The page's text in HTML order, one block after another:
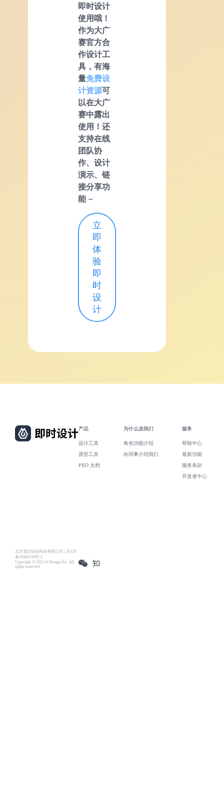
即时设计
使用哦！
作为大广
赛官方合
作设计工
具，有海
量免费设
计资源可
以在大广
赛中露出
使用！还
支持在线
团队协
作、设计
演示、链
接分享功
能 ~
立
即
体
验
即
时
设
计
北京雪云锐创科技有限公司 | 京ICP
备16060150号-2
Copyright © 2021 Js.Design Inc. All
rights reserved.
产品
设计工具
原型工具
PRD 文档
为什么选我们
角色功能介绍
向同事介绍我们
服务
帮助中心
最新功能
服务条款
开发者中心